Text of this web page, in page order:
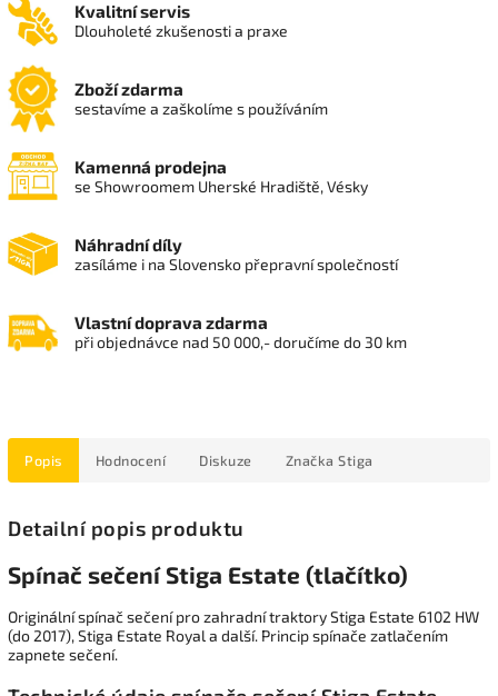
Kvalitní servis
Dlouholeté zkušenosti a praxe
Zboží zdarma
sestavíme a zaškolíme s používáním
Kamenná prodejna
se Showroomem Uherské Hradiště, Vésky
Náhradní díly
zasíláme i na Slovensko přepravní společností
Vlastní doprava zdarma
při objednávce nad 50 000,- doručíme do 30 km
Popis Hodnocení Diskuze Značka Stiga
Detailní popis produktu
Spínač sečení Stiga Estate (tlačítko)
Originální spínač sečení pro zahradní traktory Stiga Estate 6102 HW
(do 2017), Stiga Estate Royal a další. Princip spínače zatlačením
zapnete sečení.